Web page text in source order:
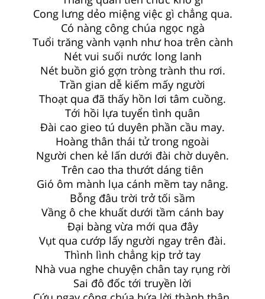
Cong lưng dẻo miệng việc gì chẳng qua.
Có nàng công chúa ngọc ngà
Tuổi trăng vành vạnh như hoa trên cành
Nét vui suối nước long lanh
Nét buồn gió gợn tròng trành thu rơi.
Trần gian dễ kiếm mấy người
Thoạt qua đã thấy hồn lơi tâm cuồng.
Tới hồi lựa tuyển tình quân
Đài cao gieo tú duyên phần cầu may.
Hoàng thân thái tử trong ngoài
Người chen kẻ lấn dưới đài chờ duyên.
Trên cao tha thướt dáng tiên
Gió ôm mành lụa cánh mềm tay nâng.
Bỗng đâu trời trở tối sầm
Vầng ô che khuất dưới tầm cánh bay
Đại bàng vừa mới qua đây
Vụt qua cướp lấy người ngay trên đài.
Thình lình chẳng kịp trở tay
Nhà vua nghe chuyện chân tay rụng rời
Sai đô đốc tới truyền lời